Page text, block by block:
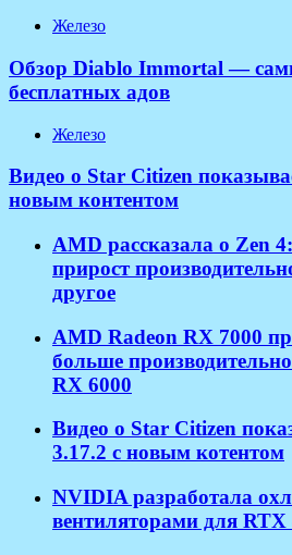
Железо
Обзор Diablo Immortal —
бесплатных адов
Железо
Видео о Star Citizen
новым контентом
AMD рассказала о Zen
прирост
другое
AMD Radeon RX 7000
больше
RX 6000
Видео о Star Citizen
3.17.2 с новым котентом
NVIDIA разработала
вентиляторами для RTX